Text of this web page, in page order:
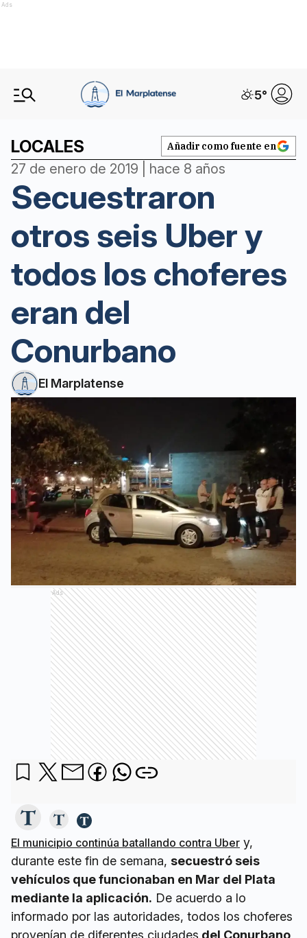
Ads
5°
LOCALES Añadir como fuente en
27 de enero de 2019 | hace 8 años
Secuestraron
otros seis Uber y
todos los choferes
eran del
Conurbano
El Marplatense
Ads
El municipio continúa batallando contra Uber y,
durante este fin de semana, secuestró seis
vehículos que funcionaban en Mar del Plata
mediante la aplicación. De acuerdo a lo
informado por las autoridades, todos los choferes
provenían de diferentes ciudades del Conurbano